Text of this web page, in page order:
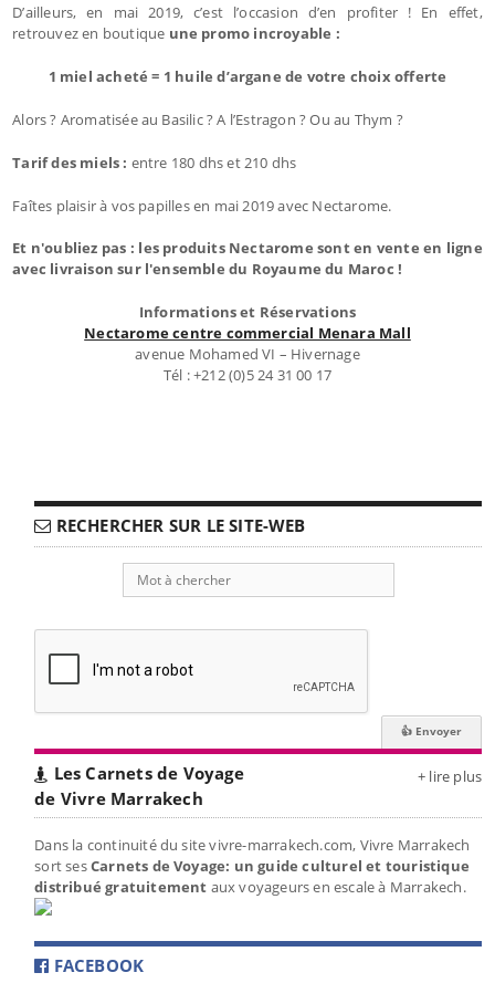
D’ailleurs, en mai 2019, c’est l’occasion d’en profiter ! En effet,
retrouvez en boutique une promo incroyable :
1 miel acheté = 1 huile d’argane de votre choix offerte
Alors ? Aromatisée au Basilic ? A l’Estragon ? Ou au Thym ?
Tarif des miels : entre 180 dhs et 210 dhs
Faîtes plaisir à vos papilles en mai 2019 avec Nectarome.
Et n'oubliez pas : les produits Nectarome sont en vente en ligne
avec livraison sur l'ensemble du Royaume du Maroc !
Informations et Réservations
Nectarome centre commercial Menara Mall
avenue Mohamed VI – Hivernage
Tél : +212 (0)5 24 31 00 17
RECHERCHER SUR LE SITE-WEB
Les Carnets de Voyage
de Vivre Marrakech
+ lire plus
Dans la continuité du site vivre-marrakech.com, Vivre Marrakech
sort sesCarnets de Voyage: un guide culturel et touristique
distribué gratuitement aux voyageurs en escale à Marrakech.
FACEBOOK